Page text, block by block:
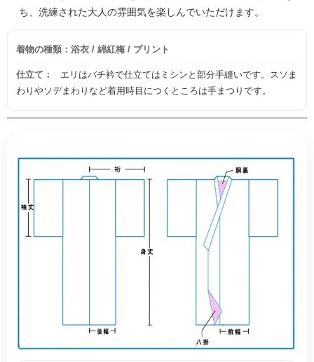
ち、洗練された大人の雰囲気を楽しんでいただけます。
着物の種類：浴衣 / 綿紅梅 / プリント
仕立て：
エリはバチ衿で仕立てはミシンと部分手縫いです。スソま
わりやソデまわりなど着用時目につくところは手まつりです。